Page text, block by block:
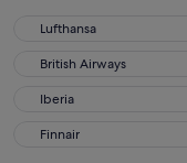
Lufthansa
Lufthansa
British Airways
British Airways
Iberia
Iberia
Finnair
Finnair